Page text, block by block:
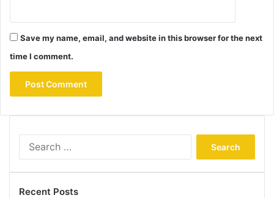
Save my name, email, and website in this browser for the next
time I comment.
Recent Posts